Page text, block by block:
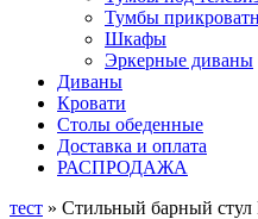
Тумбы
Шкафы
Эркерные диваны
Диваны
Кровати
Столы обеденные
Доставка и оплата
РАСПРОДАЖА
тест » Стильный барный стул